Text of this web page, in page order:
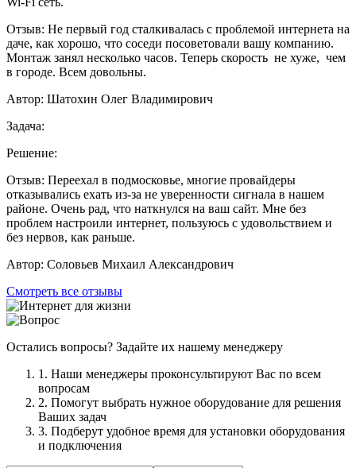
Отзыв: Не первый год сталкивалась с проблемой интернета на
даче, как хорошо, что соседи посоветовали вашу компанию.
Монтаж занял несколько часов. Теперь скорость не хуже, чем
в городе. Всем довольны.
Автор: Шатохин Олег Владимирович
Задача:
Решение:
Отзыв: Переехал в подмосковье, многие провайдеры
отказывались ехать из-за не уверенности сигнала в нашем
районе. Очень рад, что наткнулся на ваш сайт. Мне без
проблем настроили интернет, пользуюсь с удовольствием и
без нервов, как раньше.
Автор: Соловьев Михаил Александрович
Смотреть все отзывы
Остались вопросы? Задайте их нашему менеджеру
1. Наши менеджеры проконсультируют Вас по всем
вопросам
2. Помогут выбрать нужное оборудование для решения
Ваших задач
3. Подберут удобное время для установки оборудования
и подключения